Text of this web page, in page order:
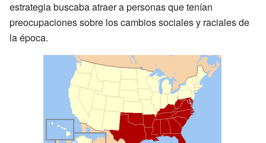
estrategia buscaba atraer a personas que tenían
preocupaciones sobre los cambios sociales y raciales de
la época.